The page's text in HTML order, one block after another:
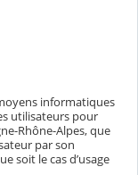
informatiques
utilisateurs pour
Rhône-Alpes, que
par son
soit le cas d’usage